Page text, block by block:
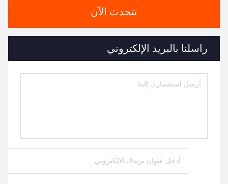
نتحدث الآن
راسلنا بالبريد الإلكتروني